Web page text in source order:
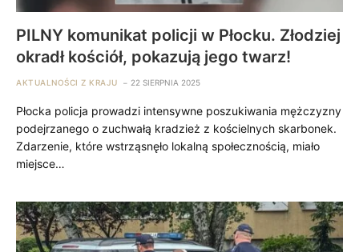
PILNY komunikat policji w Płocku. Złodziej
okradł kościół, pokazują jego twarz!
AKTUALNOŚCI Z KRAJU 22 SIERPNIA 2025
Płocka policja prowadzi intensywne poszukiwania mężczyzny
podejrzanego o zuchwałą kradzież z kościelnych skarbonek.
Zdarzenie, które wstrząsnęło lokalną społecznością, miało
miejsce…